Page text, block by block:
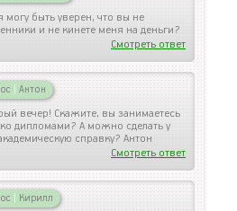
могу быть уверен, что вы не
и не кинете меня на деньги?
Смотреть ответ
| Антон
вечер! Скажите, вы занимаетесь
дипломами? А можно сделать у
справку? Антон
Смотреть ответ
| Кирилл